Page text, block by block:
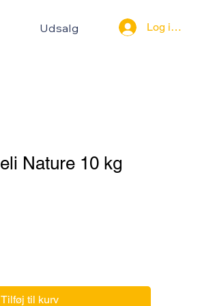
Log ind
Udsalg
Nature 10 kg
Tilføj til kurv